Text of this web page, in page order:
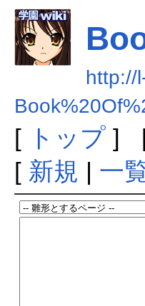
http://
[ トップ]
[ 新規 | 一